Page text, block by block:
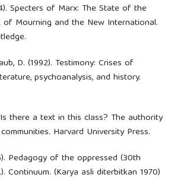
Specters of Marx: The State of the
of Mourning and the New International.
D. (1992). Testimony: Crises of
psychoanalysis, and history.
Is there a text in this class? The authority
Harvard University Press.
Pedagogy of the oppressed (30th
Continuum. (Karya asli diterbitkan 1970)